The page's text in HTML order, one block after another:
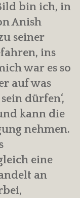
bin ich, in
Anish
seiner
ins
war es so
auf was
dürfen‘,
kann die
nehmen.
eine
an